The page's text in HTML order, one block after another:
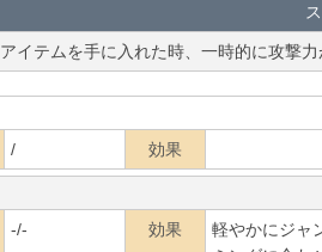
アイテムを手に入れた時、一時的に攻撃
/ 効果
-/- 効果
軽やかにジャ